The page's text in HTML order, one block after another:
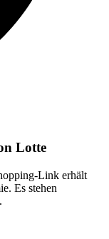
Lotte
Link erhält
Es stehen